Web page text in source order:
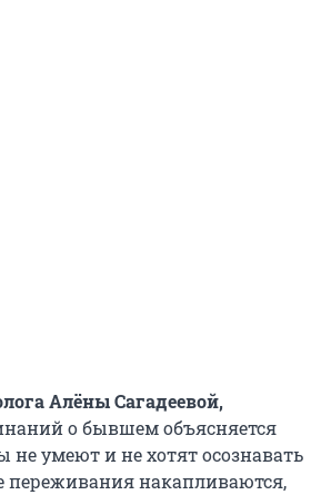
Алёны Сагадеевой,
о бывшем объясняется
умеют и не хотят осознавать
переживания накапливаются,